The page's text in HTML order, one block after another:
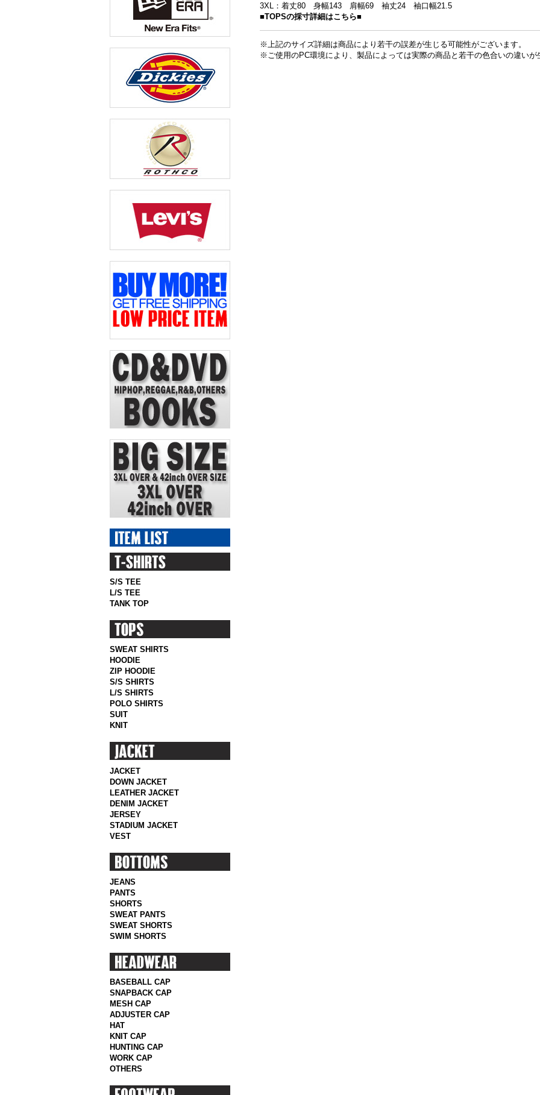
S/S TEE
L/S TEE
TANK TOP
SWEAT SHIRTS
HOODIE
ZIP HOODIE
S/S SHIRTS
L/S SHIRTS
POLO SHIRTS
SUIT
KNIT
JACKET
DOWN JACKET
LEATHER JACKET
DENIM JACKET
JERSEY
STADIUM JACKET
VEST
JEANS
PANTS
SHORTS
SWEAT PANTS
SWEAT SHORTS
SWIM SHORTS
BASEBALL CAP
SNAPBACK CAP
MESH CAP
ADJUSTER CAP
HAT
KNIT CAP
HUNTING CAP
WORK CAP
OTHERS
3XL：着丈80 身幅143 肩幅69 袖丈24 袖口幅21.5
■TOPSの採寸詳細はこちら■
※上記のサイズ詳細は商品により若干の誤差が生じる可能性がございます。
※ご使用のPC環境により、製品によっては実際の商品と若干の色合いの違いが